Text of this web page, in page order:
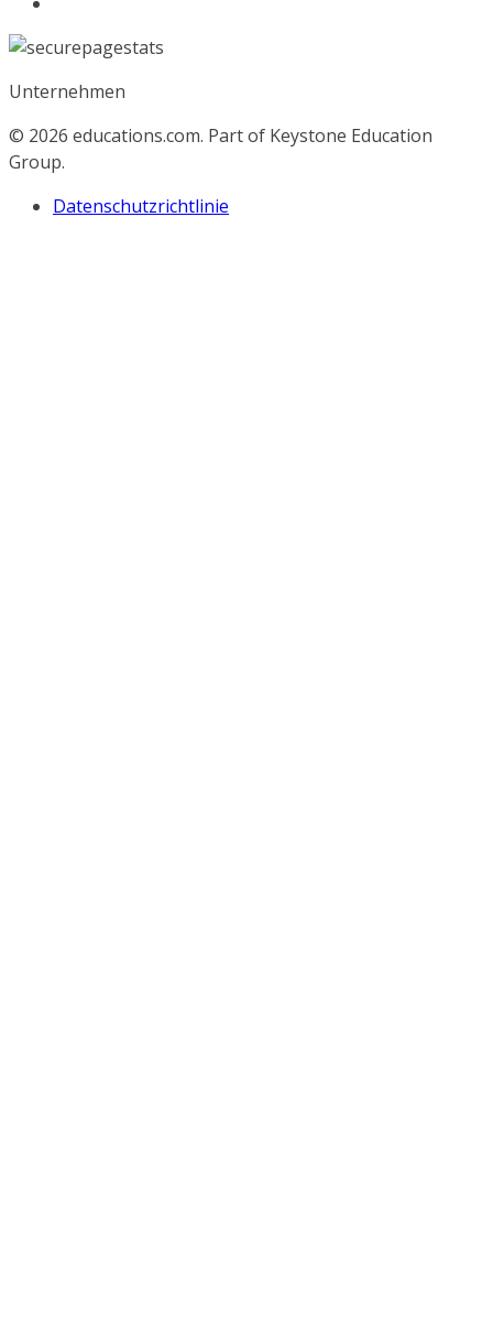
Unternehmen
© 2026 educations.com. Part of Keystone Education
Group.
Datenschutzrichtlinie